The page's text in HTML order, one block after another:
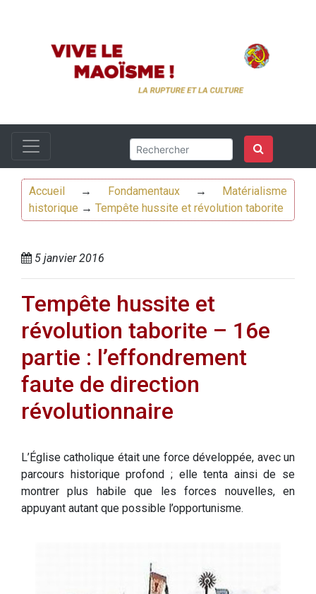
Accueil → Fondamentaux→
Matérialisme
historique → Tempête hussite et révolution taborite
5 janvier 2016
Tempête hussite et
révolution taborite – 16e
partie : l’effondrement
faute de direction
révolutionnaire
L’Église catholique était une force développée, avec un
parcours historique profond ; elle tenta ainsi de se
montrer plus habile que les forces nouvelles, en
appuyant autant que possible l’opportunisme.